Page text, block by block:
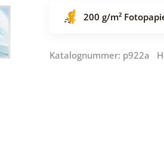
200 g/m²
Katalognummer: p922a